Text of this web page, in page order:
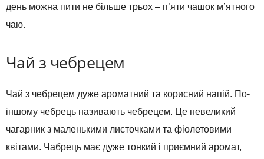
день можна пити не більше трьох – п’яти чашок м’ятного
чаю.
Чай з чебрецем
Чай з чебрецем дуже ароматний та корисний напій. По-
іншому чебрець називають чебрецем. Це невеликий
чагарник з маленькими листочками та фіолетовими
квітами. Чабрець має дуже тонкий і приємний аромат,